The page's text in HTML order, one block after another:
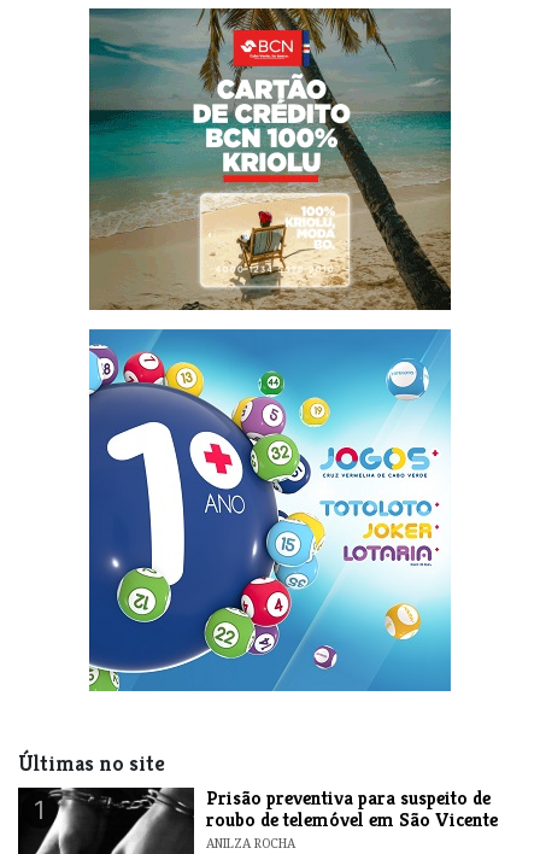
Últimas no site
1
Prisão preventiva para suspeito de
roubo de telemóvel em São Vicente
ANILZA ROCHA